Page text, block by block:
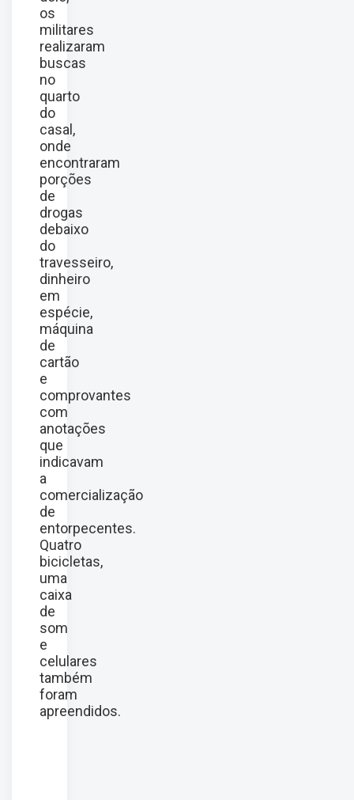
os
militares
realizaram
buscas
no
quarto
do
casal,
onde
encontraram
porções
de
drogas
debaixo
do
travesseiro,
dinheiro
em
espécie,
máquina
de
cartão
e
comprovantes
com
anotações
que
indicavam
a
comercialização
de
entorpecentes.
Quatro
bicicletas,
uma
caixa
de
som
e
celulares
também
foram
apreendidos.